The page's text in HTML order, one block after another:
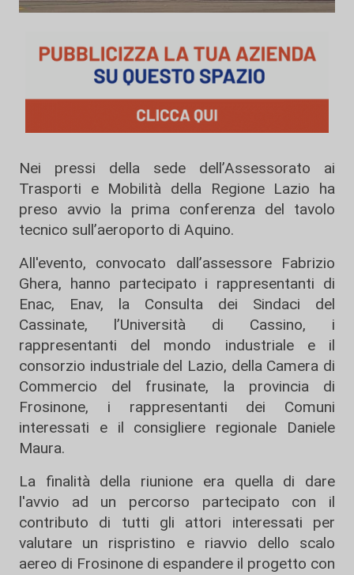
Nei pressi della sede dell’Assessorato ai
Trasporti e Mobilità della Regione Lazio ha
preso avvio la prima conferenza del tavolo
tecnico sull’aeroporto di Aquino.
All'evento, convocato dall’assessore Fabrizio
Ghera, hanno partecipato i rappresentanti di
Enac, Enav, la Consulta dei Sindaci del
Cassinate, l’Università di Cassino, i
rappresentanti del mondo industriale e il
consorzio industriale del Lazio, della Camera di
Commercio del frusinate, la provincia di
Frosinone, i rappresentanti dei Comuni
interessati e il consigliere regionale Daniele
Maura.
La finalità della riunione era quella di dare
l'avvio ad un percorso partecipato con il
contributo di tutti gli attori interessati per
valutare un rispristino e riavvio dello scalo
aereo di Frosinone di espandere il progetto con